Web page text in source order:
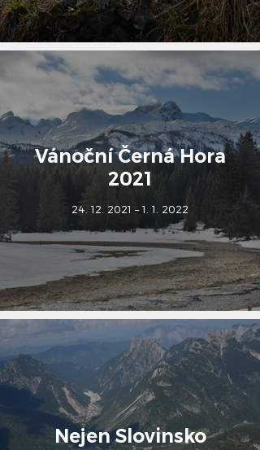
Vánoční Černá Hora
2021
24. 12. 2021 – 1. 1. 2022
Nejen Slovinsko